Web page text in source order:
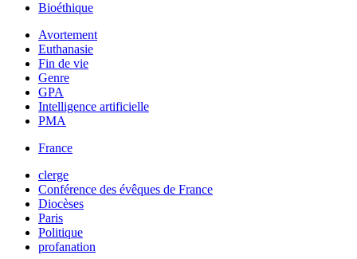
Bioéthique
Avortement
Euthanasie
Fin de vie
Genre
GPA
Intelligence artificielle
PMA
France
clerge
Conférence des évêques de France
Diocèses
Paris
Politique
profanation